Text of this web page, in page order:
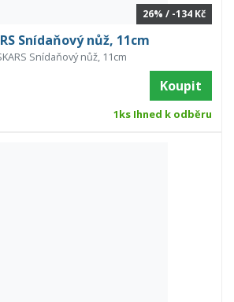
26% / -134 Kč
Snídaňový nůž, 11cm
Snídaňový nůž, 11cm
Koupit
1ks Ihned k odběru